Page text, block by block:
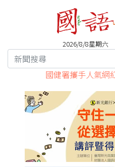
2026/8/8星期六
國健署攜手人氣